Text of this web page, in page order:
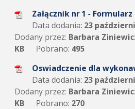
Załącznik nr 1 -
Data dodania: 23
Dodany przez: Barbara
KB
Pobrano: 495
Oswiadczenie dla
Data dodania: 23
Dodany przez: Barbara
KB
Pobrano: 270